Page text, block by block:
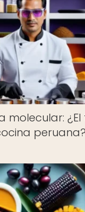
molecular:
peruana?